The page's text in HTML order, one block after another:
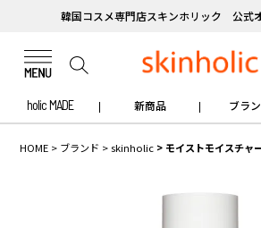
韓国コスメ専門店スキンホリック 公式
holic MADE 新商品 ブラ
HOME ブランド skinholic モイストモイスチャ